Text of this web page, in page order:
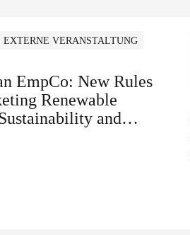
EXTERNE VERANSTALTUNG
EmpCo: New Rules
Renewable
and